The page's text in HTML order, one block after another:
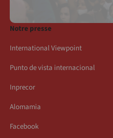
Notre presse
International Viewpoint
Punto de vista internacional
Inprecor
Alomamia
Facebook